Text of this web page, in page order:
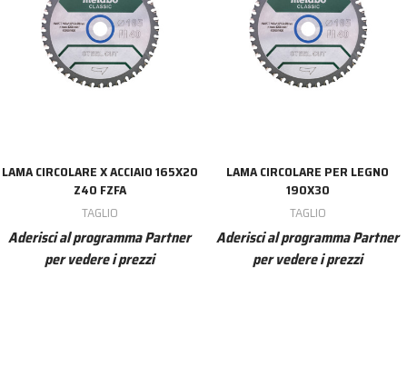
LAMA CIRCOLARE X ACCIAIO 165X20
Z40 FZFA
TAGLIO
Aderisci al programma Partner
per vedere i prezzi
LAMA CIRCOLARE PER LEGNO
190X30
TAGLIO
Aderisci al programma Partner
per vedere i prezzi